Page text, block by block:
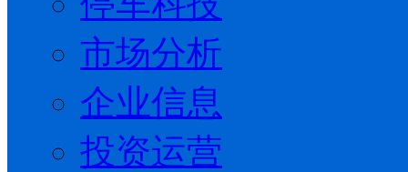
市场分析
企业信息
投资运营